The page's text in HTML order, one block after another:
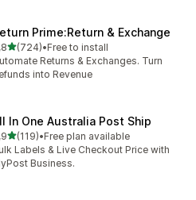
Prime:Return & Exchange
5 yıldız üzerinden
(724)
724 değerlendirme
•Free to install
Returns & Exchanges. Turn
into Revenue
In One Australia Post Ship
5 yıldız üzerinden
(119)
119 değerlendirme
•Free plan available
Labels & Live Checkout Price with
Business.